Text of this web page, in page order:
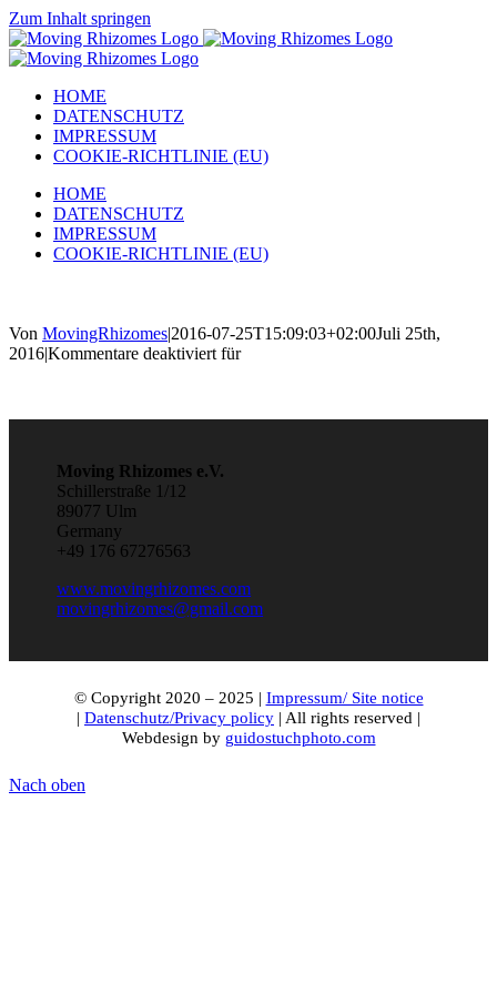
Zum Inhalt springen
HOME
DATENSCHUTZ
IMPRESSUM
COOKIE-RICHTLINIE (EU)
HOME
DATENSCHUTZ
IMPRESSUM
COOKIE-RICHTLINIE (EU)
Von MovingRhizomes|2016-07-25T15:09:03+02:00Juli 25th,
2016|Kommentare deaktiviert für
Moving Rhizomes e.V.
Schillerstraße 1/12
89077 Ulm
Germany
+49 176 67276563
www.movingrhizomes.com
movingrhizomes@gmail.com
© Copyright 2020 – 2025 | Impressum/ Site notice
| Datenschutz/Privacy policy | All rights reserved |
Webdesign by guidostuchphoto.com
Nach oben